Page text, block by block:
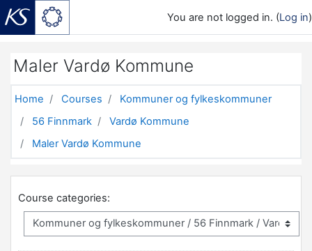
You are not logged in. (Log in)
Maler Vardø Kommune
Home Courses
Kommuner og fylkeskommuner
56 Finnmark
Vardø Kommune
Maler Vardø Kommune
Course categories: